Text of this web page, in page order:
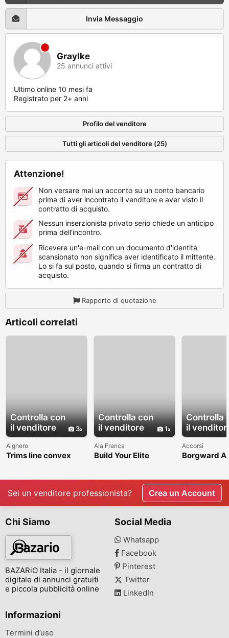
Invia Messaggio
GrayIke
25 annunci attivi
Ultimo online 10 mesi fa
Registrato per 2+ anni
Profilo del venditore
Tutti gli articoli del venditore (25)
Attenzione!
Non versare mai un acconto su un conto bancario
prima di aver incontrato il venditore e aver visto il
contratto di acquisto.
Nessun inserzionista privato serio chiede un anticipo
prima dell'incontro.
Ricevere un'e-mail con un documento d'identità
scansionato non significa aver identificato il mittente.
Lo si fa sul posto, quando si firma un contratto di
acquisto.
Rapporto di quotazione
Articoli correlati
Controlla con
il venditore
3
Alghero
Trims line convex
(1967-1970)
Controlla con
il venditore
1
Aia Franca
Build Your Elite
at Hivelance
Controlla
il
Accorsi
Borgward
bumpers
Sei un venditore professionista? Crea un Account
Chi Siamo
BAZARiO Italia - il giornale
digitale di annunci gratuiti
e piccola pubblicità online
Social Media
Whatsapp
Facebook
Pinterest
Twitter
LinkedIn
Informazioni
Termini d’uso